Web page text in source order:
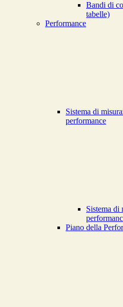
Bandi di
tabelle)
Performance
Sistema di
performance
Sistema di
Piano della